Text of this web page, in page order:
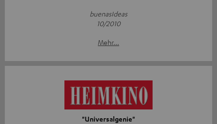
buenasIdeas
10/2010
Mehr...
"Universalgenie"